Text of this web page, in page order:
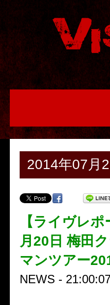
2014年07月
【ライヴ
月20日 梅田
マンツアー
NEWS -